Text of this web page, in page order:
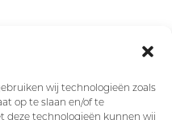
wij technologieën zoals
op te slaan en/of te
deze technologieën kunnen wij